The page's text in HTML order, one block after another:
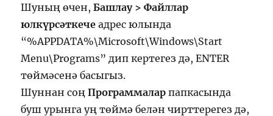
Шуның өчен,Башлау > Файллар
юлкүрсәткече адрес юлында
“%APPDATA%\Microsoft\Windows\Start
Menu\Programs” дип кертегез дә, ENTER
төймәсенә басыгыз.
Шуннан соңПрограммалар папкасында
буш урынга уң төймә белән чирттерегез дә,